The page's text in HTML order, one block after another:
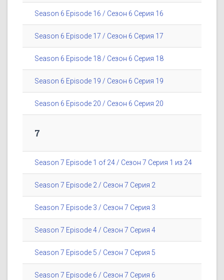
Season 6 Episode 16 / Сезон 6 Серия 16
Season 6 Episode 17 / Сезон 6 Серия 17
Season 6 Episode 18 / Сезон 6 Серия 18
Season 6 Episode 19 / Сезон 6 Серия 19
Season 6 Episode 20 / Сезон 6 Серия 20
7
Season 7 Episode 1 of 24 / Сезон 7 Серия 1 из 24
Season 7 Episode 2 / Сезон 7 Серия 2
Season 7 Episode 3 / Сезон 7 Серия 3
Season 7 Episode 4 / Сезон 7 Серия 4
Season 7 Episode 5 / Сезон 7 Серия 5
Season 7 Episode 6 / Сезон 7 Серия 6